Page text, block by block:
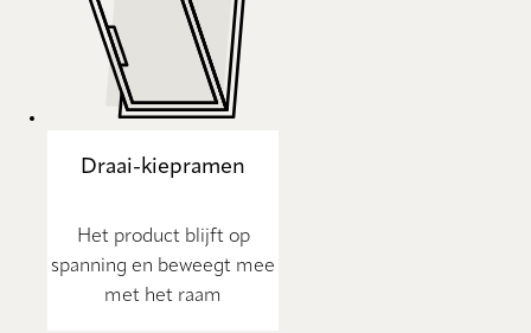
Draai-kiepramen
Het product blijft op
spanning en beweegt mee
met het raam